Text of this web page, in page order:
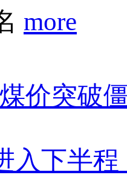
more
价突破
入下半